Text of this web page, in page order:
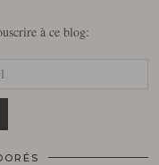
à ce blog: